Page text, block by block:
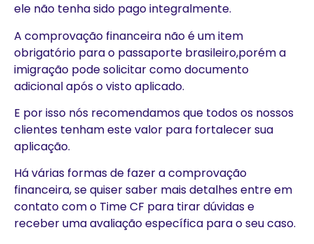
ele não tenha sido pago integralmente.
A comprovação financeira não é um item
obrigatório para o passaporte brasileiro,porém a
imigração pode solicitar como documento
adicional após o visto aplicado.
E por isso nós recomendamos que todos os nossos
clientes tenham este valor para fortalecer sua
aplicação.
Há várias formas de fazer a comprovação
financeira, se quiser saber mais detalhes entre em
contato com o Time CF para tirar dúvidas e
receber uma avaliação específica para o seu caso.